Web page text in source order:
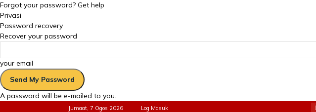
Forgot your password? Get help
Privasi
Password recovery
Recover your password
your email
A password will be e-mailed to you.
Jumaat, 7 Ogos 2026 Log Masuk